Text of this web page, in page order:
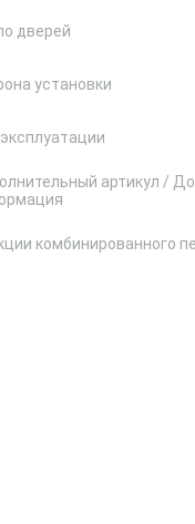
дверей
установки
артикул /
комбинированного